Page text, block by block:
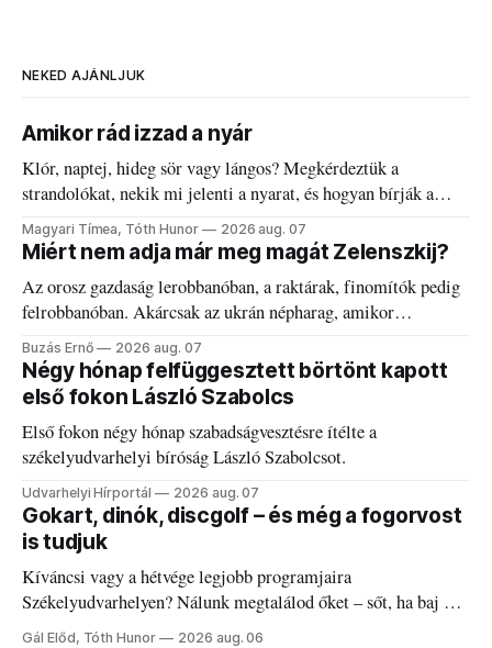
NEKED AJÁNLJUK
Amikor rád izzad a nyár
Klór, naptej, hideg sör vagy lángos? Megkérdeztük a
strandolókat, nekik mi jelenti a nyarat, és hogyan bírják a
kánikulát.
Magyari Tímea, Tóth Hunor 2026 aug. 07
Miért nem adja már meg magát Zelenszkij?
Az orosz gazdaság lerobbanóban, a raktárak, finomítók pedig
felrobbanóban. Akárcsak az ukrán népharag, amikor
elégedetlen vezetőivel.
Buzás Ernő 2026 aug. 07
Négy hónap felfüggesztett börtönt kapott
első fokon László Szabolcs
Első fokon négy hónap szabadságvesztésre ítélte a
székelyudvarhelyi bíróság László Szabolcsot.
Udvarhelyi Hírportál 2026 aug. 07
Gokart, dinók, discgolf – és még a fogorvost
is tudjuk
Kíváncsi vagy a hétvége legjobb programjaira
Székelyudvarhelyen? Nálunk megtalálod őket – sőt, ha baj van
a fogaddal, a fogorvosi ügyeletet is!
Gál Előd, Tóth Hunor 2026 aug. 06